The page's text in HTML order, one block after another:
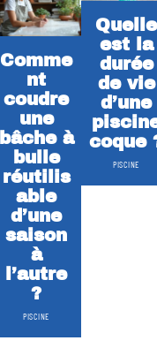
Comme
nt
coudre
une
bâche à
bulle
réutilis
able
d’une
saison
à
l’autre
?
PISCINE
Quelle
est la
durée
de vie
d’une
coque
PISCINE